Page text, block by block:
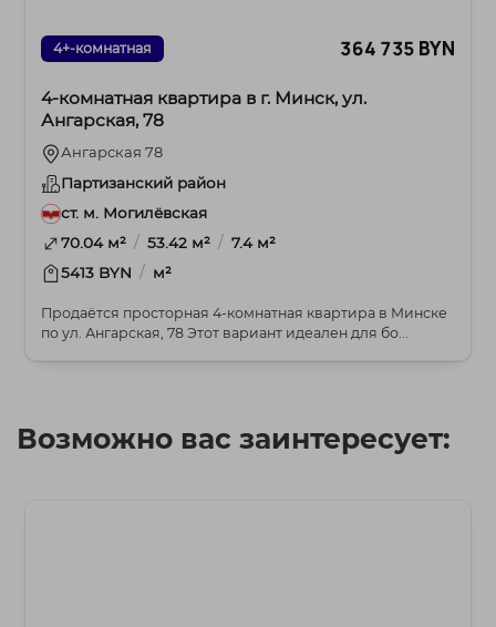
4+-комнатная 364 735 BYN
4-комнатная квартира в г. Минск, ул.
Ангарская, 78
Ангарская 78
Партизанский район
ст. м. Могилёвская
70.04 м² / 53.42 м² / 7.4 м²
5413 BYN / м²
Продаётся просторная 4-комнатная квартира в Минске
по ул. Ангарская, 78 Этот вариант идеален для бо...
Возможно вас заинтересует: